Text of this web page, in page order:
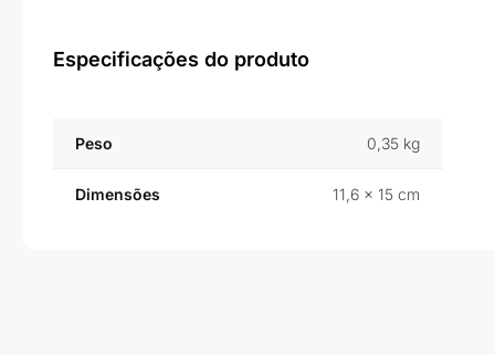
Especificações do produto
Peso 0,35 kg
Dimensões 11,6 × 15 cm